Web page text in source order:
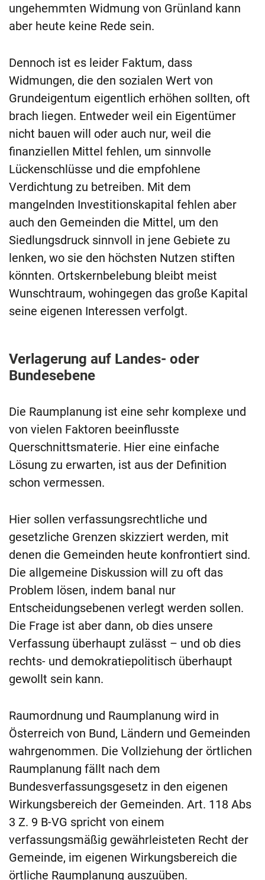
ungehemmten Widmung von Grünland kann
aber heute keine Rede sein.
Dennoch ist es leider Faktum, dass
Widmungen, die den sozialen Wert von
Grundeigentum eigentlich erhöhen sollten, oft
brach liegen. Entweder weil ein Eigentümer
nicht bauen will oder auch nur, weil die
finanziellen Mittel fehlen, um sinnvolle
Lückenschlüsse und die empfohlene
Verdichtung zu betreiben. Mit dem
mangelnden Investitionskapital fehlen aber
auch den Gemeinden die Mittel, um den
Siedlungsdruck sinnvoll in jene Gebiete zu
lenken, wo sie den höchsten Nutzen stiften
könnten. Ortskernbelebung bleibt meist
Wunschtraum, wohingegen das große Kapital
seine eigenen Interessen verfolgt.
Verlagerung auf Landes- oder
Bundesebene
Die Raumplanung ist eine sehr komplexe und
von vielen Faktoren beeinflusste
Querschnittsmaterie. Hier eine einfache
Lösung zu erwarten, ist aus der Definition
schon vermessen.
Hier sollen verfassungsrechtliche und
gesetzliche Grenzen skizziert werden, mit
denen die Gemeinden heute konfrontiert sind.
Die allgemeine Diskussion will zu oft das
Problem lösen, indem banal nur
Entscheidungsebenen verlegt werden sollen.
Die Frage ist aber dann, ob dies unsere
Verfassung überhaupt zulässt – und ob dies
rechts- und demokratiepolitisch überhaupt
gewollt sein kann.
Raumordnung und Raumplanung wird in
Österreich von Bund, Ländern und Gemeinden
wahrgenommen. Die Vollziehung der örtlichen
Raumplanung fällt nach dem
Bundesverfassungsgesetz in den eigenen
Wirkungsbereich der Gemeinden. Art. 118 Abs
3 Z. 9 B-VG spricht von einem
verfassungsmäßig gewährleisteten Recht der
Gemeinde, im eigenen Wirkungsbereich die
örtliche Raumplanung auszuüben.